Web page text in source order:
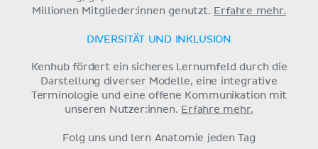
Millionen Mitglieder:innen genutzt. Erfahre mehr.
DIVERSITÄT UND INKLUSION
Kenhub fördert ein sicheres Lernumfeld durch die
Darstellung diverser Modelle, eine integrative
Terminologie und eine offene Kommunikation mit
unseren Nutzer:innen. Erfahre mehr.
Folg uns und lern Anatomie jeden Tag